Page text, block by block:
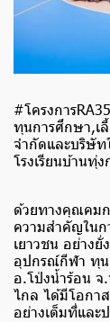
#โครงการ
ทุนการศึกษา,เ
จำกัดและบริษั
โรงเรียนบ้านทุ่
ด้วยทางคุณคม
ความสำคัญใน
เยาวชน อย่าง
อุปกรณ์กีฬา ทุน
อ.โป่งน้ำร้อน จ
ไกล ได้มีโอกา
อย่างเต็มที่และ